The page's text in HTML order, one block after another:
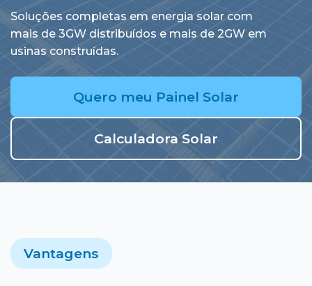
Soluções completas em energia solar com
mais de 3GW distribuídos e mais de 2GW em
usinas construídas.
Quero meu Painel Solar
Calculadora Solar
Vantagens